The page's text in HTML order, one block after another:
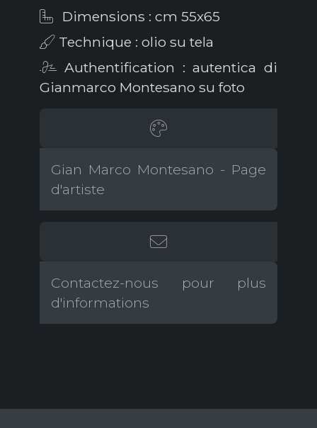
Dimensions : cm 55x65
Technique : olio su tela
Authentification : autentica di
Gianmarco Montesano su foto
Gian Marco Montesano - Page
d'artiste
Contactez-nous pour plus
d'informations